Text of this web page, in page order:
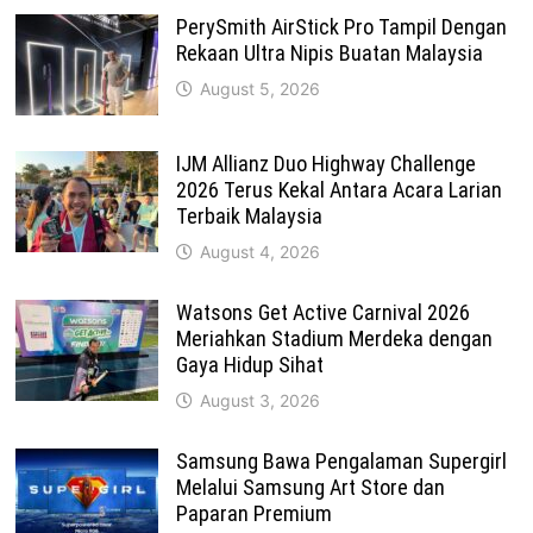
PerySmith AirStick Pro Tampil Dengan
Rekaan Ultra Nipis Buatan Malaysia
August 5, 2026
IJM Allianz Duo Highway Challenge
2026 Terus Kekal Antara Acara Larian
Terbaik Malaysia
August 4, 2026
Watsons Get Active Carnival 2026
Meriahkan Stadium Merdeka dengan
Gaya Hidup Sihat
August 3, 2026
Samsung Bawa Pengalaman Supergirl
Melalui Samsung Art Store dan
Paparan Premium